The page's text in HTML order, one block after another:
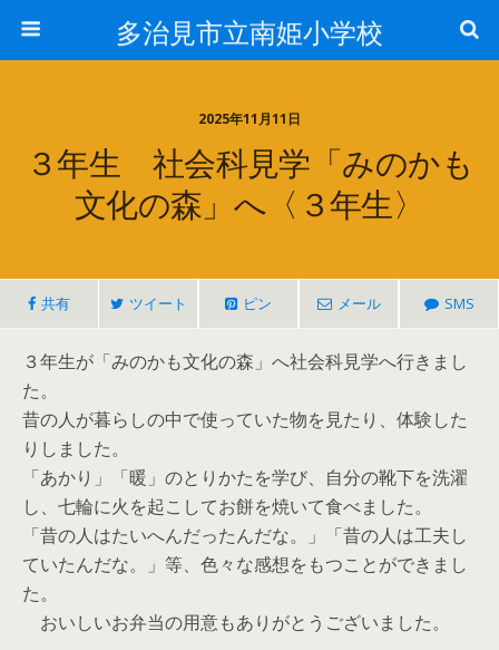
多治見市立南姫小学校
2025年11月11日
３年生 社会科見学「みのかも
文化の森」へ〈３年生〉
共有 ツイート ピン メール SMS
３年生が「みのかも文化の森」へ社会科見学へ行きまし
た。
昔の人が暮らしの中で使っていた物を見たり、体験した
りしました。
「あかり」「暖」のとりかたを学び、自分の靴下を洗濯
し、七輪に火を起こしてお餅を焼いて食べました。
「昔の人はたいへんだったんだな。」「昔の人は工夫し
ていたんだな。」等、色々な感想をもつことができまし
た。
おいしいお弁当の用意もありがとうございました。